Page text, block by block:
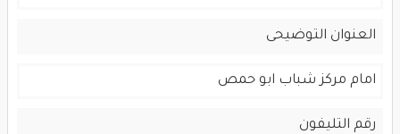
العنوان التوضيحى
امام مركز شباب ابو حمص
رقم التليفون